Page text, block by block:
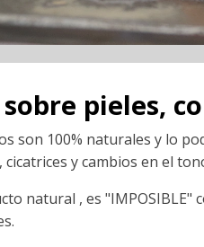
pieles,
son 100% naturales y lo
y cambios en el
natural , es "IMPOSIBLE"